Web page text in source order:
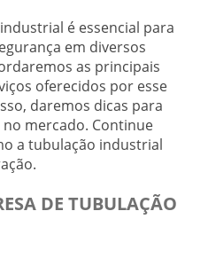
é essencial para
em diversos
as principais
oferecidos por esse
daremos dicas para
mercado. Continue
a tubulação industrial
DE TUBULAÇÃO